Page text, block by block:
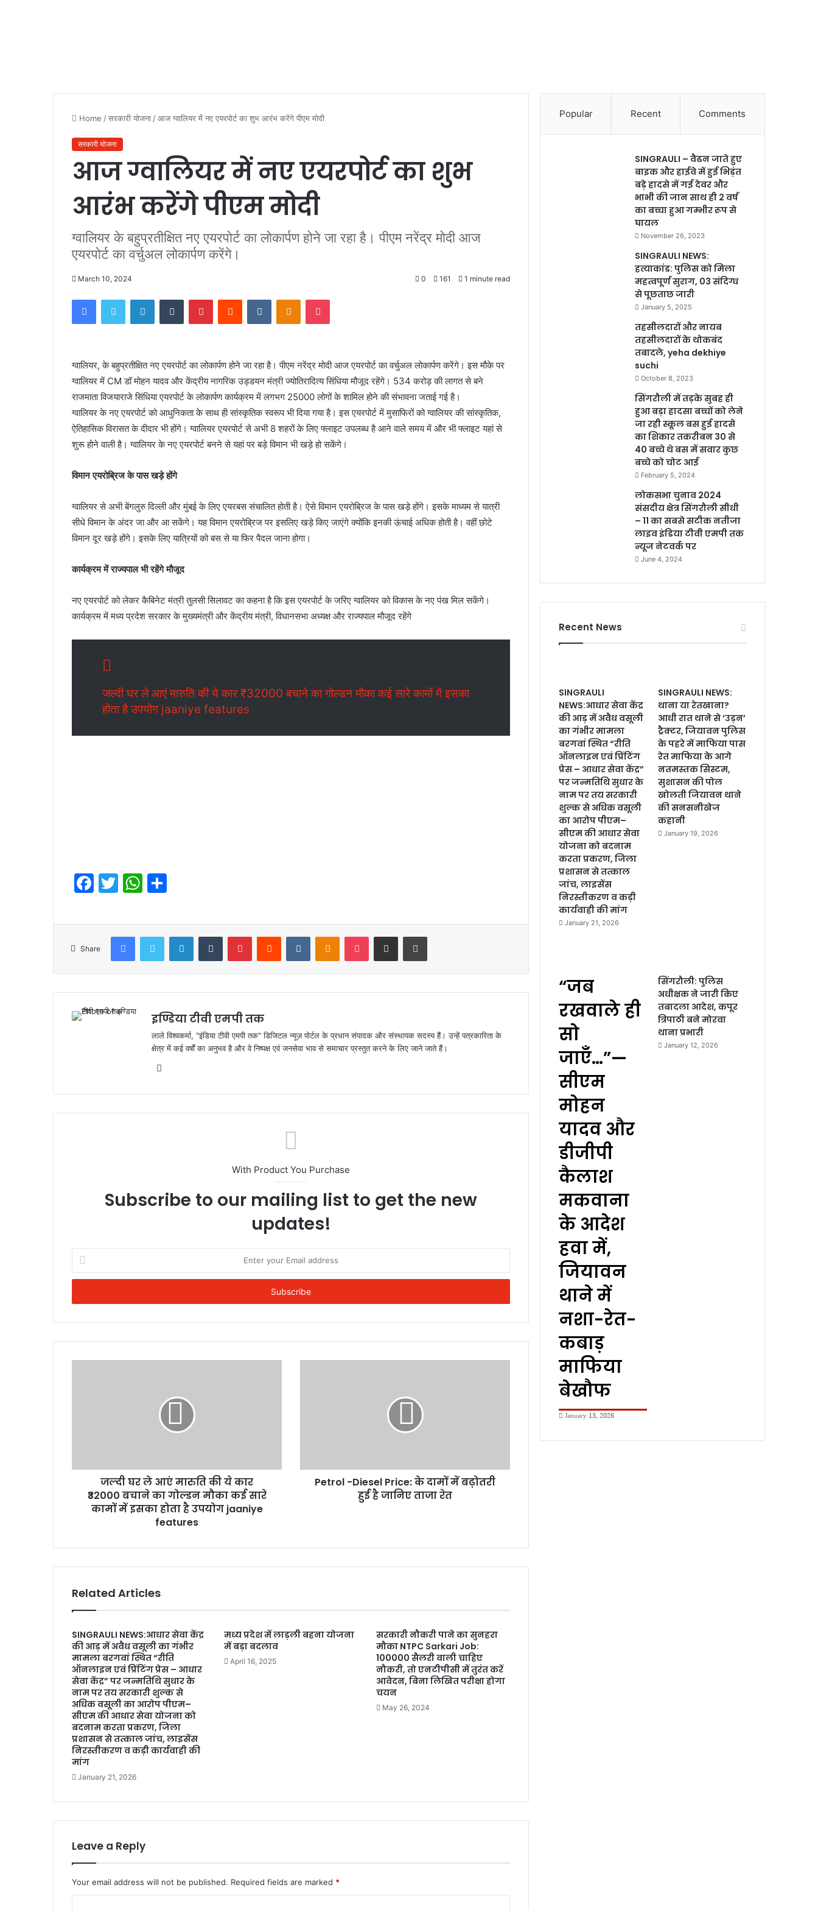
Home /सरकारी योजना /आज ग्वालियर में नए एयरपोर्ट का शुभ आरंभ करेंगे पीएम मोदी
सरकारी योजना
आज ग्वालियर में नए एयरपोर्ट का शुभ
आरंभ करेंगे पीएम मोदी
ग्वालियर के बहुप्रतीक्षित नए एयरपोर्ट का लोकार्पण होने जा रहा है। पीएम नरेंद्र मोदी आज
एयरपोर्ट का वर्चुअल लोकार्पण करेंगे।
March 10, 2024 0 161 1 minute read
FacebookTwitter LinkedInTumblr PinterestReddit VKontakteOdnoklassniki
Pocket
ग्वालियर, के बहुप्रतीक्षित नए एयरपोर्ट का लोकार्पण होने जा रहा है। पीएम नरेंद्र मोदी आज एयरपोर्ट का वर्चुअल लोकार्पण करेंगे। इस मौके पर
ग्वालियर में CM डॉ मोहन यादव और केंद्रीय नागरिक उड्डयन मंत्री ज्योतिरादित्य सिंधिया मौजूद रहेंगे। 534 करोड़ की लागत से बने
राजमाता विजयाराजे सिंधिया एयरपोर्ट के लोकार्पण कार्यक्रम में लगभग 25000 लोगों के शामिल होने की संभावना जताई गई है।
ग्वालियर के नए एयरपोर्ट को आधुनिकता के साथ ही सांस्कृतिक स्वरूप भी दिया गया है। इस एयरपोर्ट में मुसाफिरों को ग्वालियर की सांस्कृतिक,
ऐतिहासिक विरासत के दीदार भी होंगे। ग्वालियर एयरपोर्ट से अभी 8 शहरों के लिए फ्लाइट उपलब्ध है आने वाले समय में और भी फ्लाइट यहां से
शुरू होने वाली है। ग्वालियर के नए एयरपोर्ट बनने से यहां पर बड़े विमान भी खड़े हो सकेंगे।
विमान एयरोब्रिज के पास खड़े होंगे
ग्वालियर से अभी बेंगलुरु दिल्ली और मुंबई के लिए एयरबस संचालित होती है। ऐसे विमान एयरोब्रिज के पास खड़े होंगे। इसके माध्यम से यात्री
सीधे विमान के अंदर जा और आ सकेंगे। यह विमान एयरोब्रिज पर इसलिए खड़े किए जाएंगे क्योंकि इनकी ऊंचाई अधिक होती है। वहीं छोटे
विमान दूर खड़े होंगे। इसके लिए यात्रियों को बस से या फिर पैदल जाना होगा।
कार्यक्रम में राज्यपाल भी रहेंगे मौजूद
नए एयरपोर्ट को लेकर कैबिनेट मंत्री तुलसी सिलावट का कहना है कि इस एयरपोर्ट के जरिए ग्वालियर को विकास के नए पंख मिल सकेंगे।
कार्यक्रम में मध्य प्रदेश सरकार के मुख्यमंत्री और केंद्रीय मंत्री, विधानसभा अध्यक्ष और राज्यपाल मौजूद रहेंगे
जल्दी घर ले आएं मारुति की ये कार ₹32000 बचाने का गोल्डन मौका कई सारे कामों में इसका
होता है उपयोग jaaniye features
F
c
e
o
o
k
T
itt
er
W
at
s
A
p
p
ar
e
Share
FacebookTwitter LinkedInTumblr PinterestReddit VKontakteOdnoklassniki
Pocket Share via Email Print
इण्डिया टीवी एमपी तक
लाले विश्वकर्मा, "इंडिया टीवी एमपी तक" डिजिटल न्यूज़ पोर्टल के प्रधान संपादक और संस्थापक सदस्य हैं। उन्हें पत्रकारिता के
क्षेत्र में कई वर्षों का अनुभव है और वे निष्पक्ष एवं जनसेवा भाव से समाचार प्रस्तुत करने के लिए जाने जाते हैं।
With Product You Purchase
Subscribe to our mailing list to get the new
updates!
your
Email
जल्दी घर ले आएं मारुति की ये कार
₹32000 बचाने का गोल्डन मौका कई सारे
कामों में इसका होता है उपयोग jaaniye
features
Petrol -Diesel Price: के दामों में बढ़ोतरी
हुई है जानिए ताजा रेत
Related Articles
SINGRAULI NEWS:आधार सेवा केंद्र
की आड़ में अवैध वसूली का गंभीर
मामला बरगवां स्थित “रीति
ऑनलाइन एवं प्रिंटिंग प्रेस – आधार
सेवा केंद्र” पर जन्मतिथि सुधार के
नाम पर तय सरकारी शुल्क से
अधिक वसूली का आरोप पीएम–
सीएम की आधार सेवा योजना को
बदनाम करता प्रकरण, जिला
प्रशासन से तत्काल जांच, लाइसेंस
निरस्तीकरण व कड़ी कार्यवाही की
मांग
January 21, 2026
मध्य प्रदेश में लाड़ली बहना योजना
में बड़ा बदलाव
April 16, 2025
सरकारी नौकरी पाने का सुनहरा
मौका NTPC Sarkari Job:
100000 सैलरी वाली चाहिए
नौकरी, तो एनटीपीसी में तुरंत करें
आवेदन, बिना लिखित परीक्षा होगा
चयन
May 26, 2024
Leave a Reply
Your email address will not be published. Required fields are marked *
Popular Recent Comments
SINGRAULI – वैढन जाते हुए
बाइक और हाईवे में हुई भिड़ंत
बड़े हादसे में गई देवर और
भाभी की जान साथ ही 2 वर्ष
का बच्चा हुआ गम्भीर रूप से
घायल
November 26, 2023
SINGRAULI NEWS:
हत्याकांड: पुलिस को मिला
महत्वपूर्ण सुराग, 03 संदिग्ध
से पूछताछ जारी
January 5, 2025
तहसीलदारों और नायब
तहसीलदारों के थोकबंद
तबादले, yeha dekhiye
suchi
October 8, 2023
सिंगरौली में तड़के सुबह ही
हुआ बड़ा हादसा बच्चों को लेने
जा रही स्कूल बस हुई हादसे
का शिकार तकरीबन 30 से
40 बच्चे थे बस में सवार कुछ
बच्चे को चोट आई
February 5, 2024
लोकसभा चुनाव 2024
संसदीय क्षेत्र सिंगरौली सीधी
– 11 का सबसे सटीक नतीजा
लाइव इंडिया टीवी एमपी तक
न्यूज नेटवर्क पर
June 4, 2024
Recent News
SINGRAULI
NEWS:आधार सेवा केंद्र
की आड़ में अवैध वसूली
का गंभीर मामला
बरगवां स्थित “रीति
ऑनलाइन एवं प्रिंटिंग
प्रेस – आधार सेवा केंद्र”
पर जन्मतिथि सुधार के
नाम पर तय सरकारी
शुल्क से अधिक वसूली
का आरोप पीएम–
सीएम की आधार सेवा
योजना को बदनाम
करता प्रकरण, जिला
प्रशासन से तत्काल
जांच, लाइसेंस
निरस्तीकरण व कड़ी
कार्यवाही की मांग
January 21, 2026
SINGRAULI NEWS:
थाना या रेतखाना?
आधी रात थाने से ‘उड़न’
ट्रैक्टर, जियावन पुलिस
के पहरे में माफिया पास
रेत माफिया के आगे
नतमस्तक सिस्टम,
सुशासन की पोल
खोलती जियावन थाने
की सनसनीखेज
कहानी
January 19, 2026
“जब
रखवाले ही
सो
जाएँ…”—
सीएम
मोहन
यादव और
डीजीपी
कैलाश
मकवाना
के आदेश
हवा में,
जियावन
थाने में
नशा-रेत-
कबाड़
माफिया
बेखौफ
January 13, 2026
सिंगरौली: पुलिस
अधीक्षक ने जारी किए
तबादला आदेश, कपूर
त्रिपाठी बने मोरवा
थाना प्रभारी
January 12, 2026